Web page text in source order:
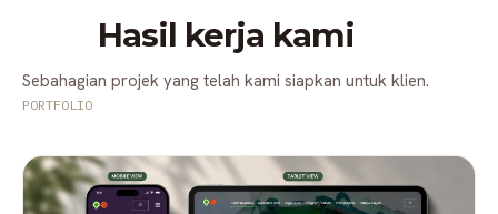
Hasil kerja kami
Sebahagian projek yang telah kami siapkan untuk klien.
PORTFOLIO